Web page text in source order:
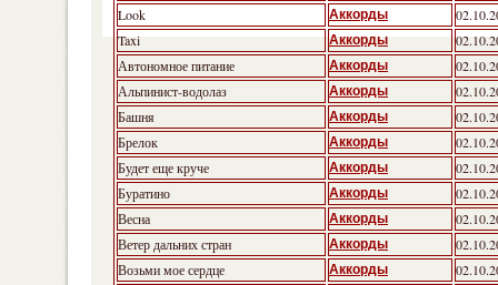
Look
Аккорды
Taxi
Аккорды
Автономное питание
Аккорды
Альпинист-водолаз
Аккорды
Башня
Аккорды
Брелок
Аккорды
Будет еще круче
Аккорды
Буратино
Аккорды
Весна
Аккорды
Ветер дальних стран
Аккорды
Возьми мое сердце
Аккорды